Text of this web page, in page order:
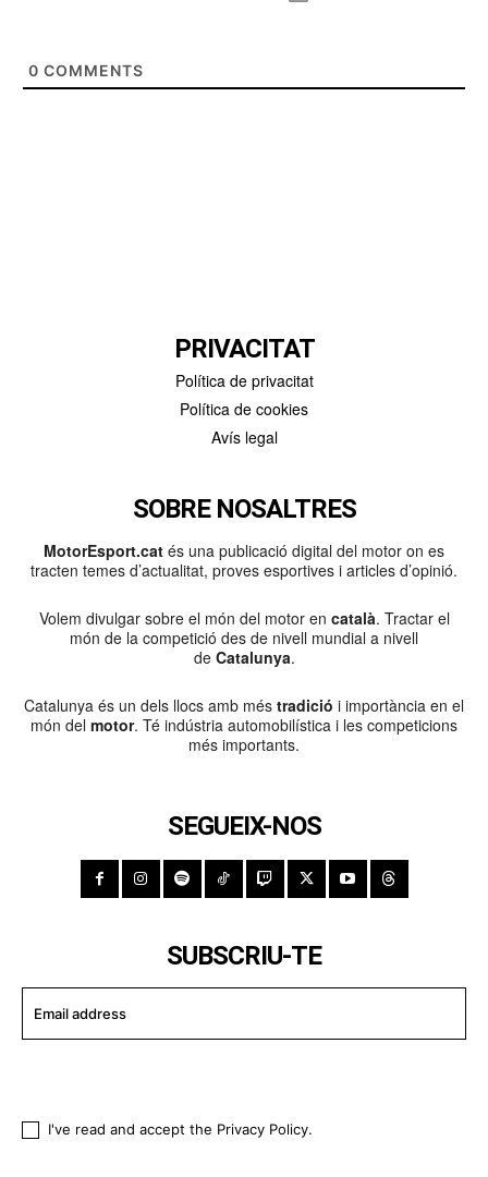
0 COMMENTS
PRIVACITAT
Política de privacitat
Política de cookies
Avís legal
SOBRE NOSALTRES
MotorEsport.cat és una publicació digital del motor on es
tracten temes d’actualitat, proves esportives i articles d’opinió.
Volem divulgar sobre el món del motor en català. Tractar el
món de la competició des de nivell mundial a nivell
de Catalunya.
Catalunya és un dels llocs amb més tradició i importància en el
món del motor. Té indústria automobilística i les competicions
més importants.
SEGUEIX-NOS
SUBSCRIU-TE
I've read and accept the Privacy Policy.